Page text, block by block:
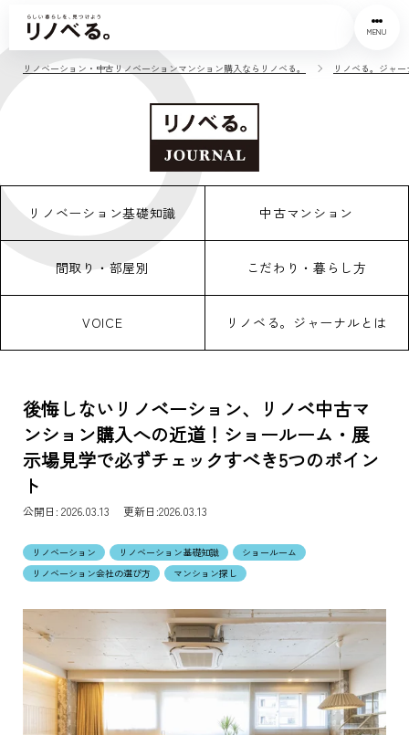
MENU
リノベーション・中古リノベーションマンション購入ならリノベる。 リノベる。ジャ
リノベーション基礎知識 中古マンション
間取り・部屋別 こだわり・暮らし方
VOICE リノベる。ジャーナルとは
後悔しないリノベーション、リノベ中古マ
ンション購入への近道！ショールーム・展
示場見学で必ずチェックすべき5つのポイン
ト
公開日: 2026.03.13 更新日:2026.03.13
リノベーション リノベーション基礎知識
ショールーム
リノベーション会社の選び方
マンション探し